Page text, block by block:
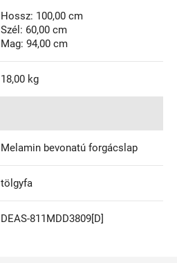
Hossz: 100,00 cm
Szél: 60,00 cm
Mag: 94,00 cm
18,00 kg
Melamin bevonatú forgácslap
tölgyfa
DEAS-811MDD3809[D]